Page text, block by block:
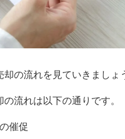
の流れを見ていきましょ
流れは以下の通りです。
催促